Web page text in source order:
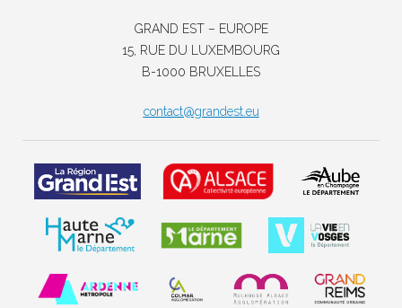
GRAND EST – EUROPE
15, RUE DU LUXEMBOURG
B-1000 BRUXELLES
contact@grandest.eu